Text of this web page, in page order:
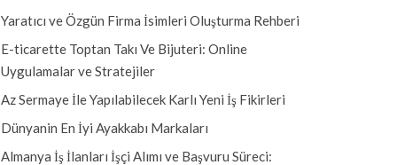
Yaratıcı ve Özgün Firma İsimleri Oluşturma Rehberi
E-ticarette Toptan Takı Ve Bijuteri: Online
Uygulamalar ve Stratejiler
Az Sermaye İle Yapılabilecek Karlı Yeni İş Fikirleri
Dünyanin En İyi Ayakkabı Markaları
Almanya İş İlanları İşçi Alımı ve Başvuru Süreci: